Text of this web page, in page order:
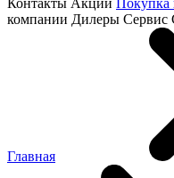
Контакты Акции Покупка
компании Дилеры Сервис
Главная